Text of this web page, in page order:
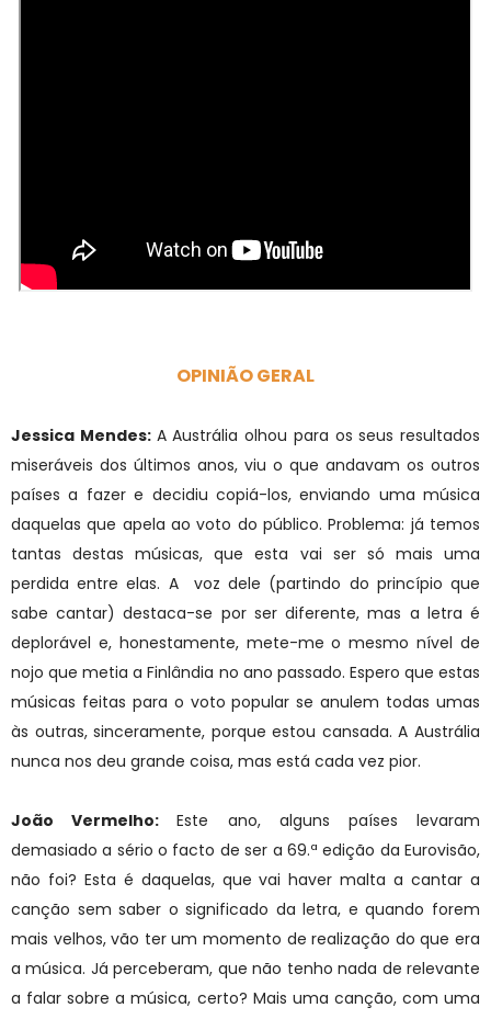
OPINIÃO GERAL
Jessica Mendes: A Austrália olhou para os seus resultados
miseráveis dos últimos anos, viu o que andavam os outros
países a fazer e decidiu copiá-los, enviando uma música
daquelas que apela ao voto do público. Problema: já temos
tantas destas músicas, que esta vai ser só mais uma
perdida entre elas. A voz dele (partindo do princípio que
sabe cantar) destaca-se por ser diferente, mas a letra é
deplorável e, honestamente, mete-me o mesmo nível de
nojo que metia a Finlândia no ano passado. Espero que estas
músicas feitas para o voto popular se anulem todas umas
às outras, sinceramente, porque estou cansada. A Austrália
nunca nos deu grande coisa, mas está cada vez pior.
João Vermelho:Este ano, alguns países levaram
demasiado a sério o facto de ser a 69.ª edição da Eurovisão,
não foi? Esta é daquelas, que vai haver malta a cantar a
canção sem saber o significado da letra, e quando forem
mais velhos, vão ter um momento de realização do que era
a música. Já perceberam, que não tenho nada de relevante
a falar sobre a música, certo? Mais uma canção, com uma